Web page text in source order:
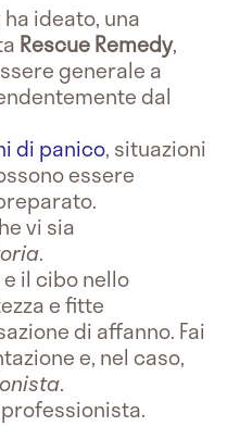
ideato, una
Rescue Remedy,
generale a
dal
di panico, situazioni
essere
vi sia
.
e il cibo nello
e fitte
di affanno. Fai
e, nel caso,
.